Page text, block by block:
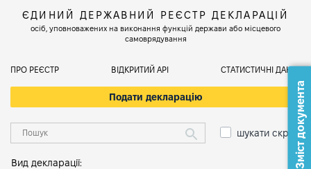
ЄДИНИЙ ДЕРЖАВНИЙ РЕЄСТР ДЕКЛАРАЦІЙ
осіб, уповноважених на виконання функцій держави або місцевого
самоврядування
ПРО РЕЄСТР ВІДКРИТИЙ АРІ СТАТИСТИЧНІ ДАНІ
Подати декларацію
шукати скрізь
Вид декларації: Зміст документа